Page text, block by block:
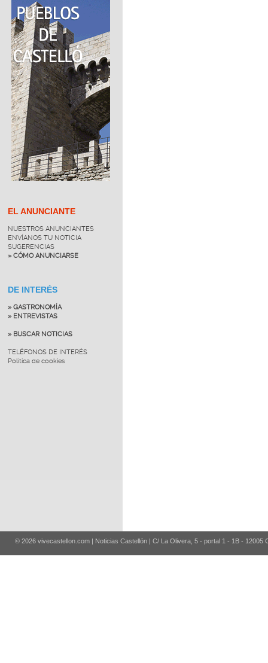
EL ANUNCIANTE
NUESTROS ANUNCIANTES
ENVÍANOS TU NOTICIA
SUGERENCIAS
» CÓMO ANUNCIARSE
DE INTERÉS
» GASTRONOMÍA
» ENTREVISTAS
» BUSCAR NOTICIAS
TELÉFONOS DE INTERÉS
Política de cookies
© 2026 vivecastellon.com | Noticias Castellón | C/ La Olivera, 5 - portal 1 - 1B - 12005